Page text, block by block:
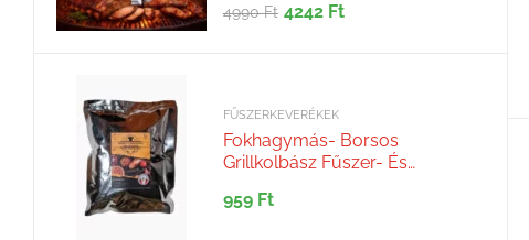
4990Ft 4242 Ft
FŰSZERKEVERÉKEK
Fokhagymás- Borsos
Grillkolbász Fűszer- És
959 Ft